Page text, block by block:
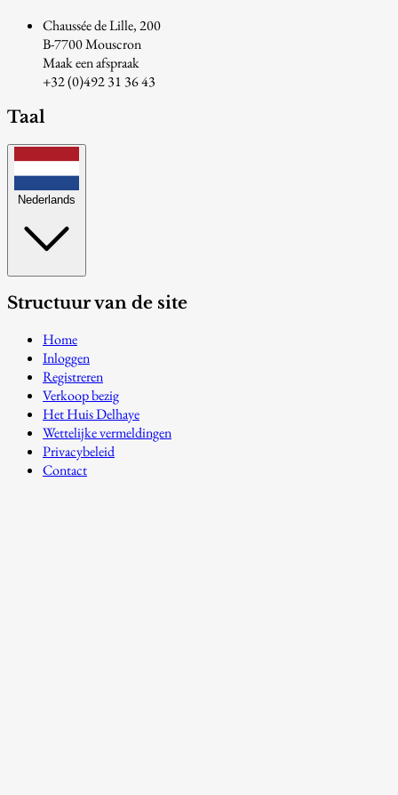
Chaussée de Lille, 200
B-7700 Mouscron
Maak een afspraak
+32 (0)492 31 36 43
Taal
Nederlands
Structuur van de site
Home
Inloggen
Registreren
Verkoop bezig
Het Huis Delhaye
Wettelijke vermeldingen
Privacybeleid
Contact